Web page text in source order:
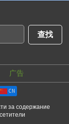
广告
CN
за содержание